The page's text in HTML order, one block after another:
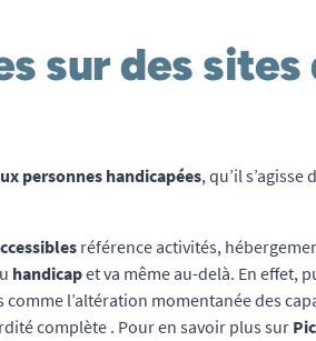
sur des sites
personnes handicapées, qu’il s’agisse
référence activités,
handicapet va même au-delà. En effet,
l’altération momentanée des
complète . Pour en savoir plus sur